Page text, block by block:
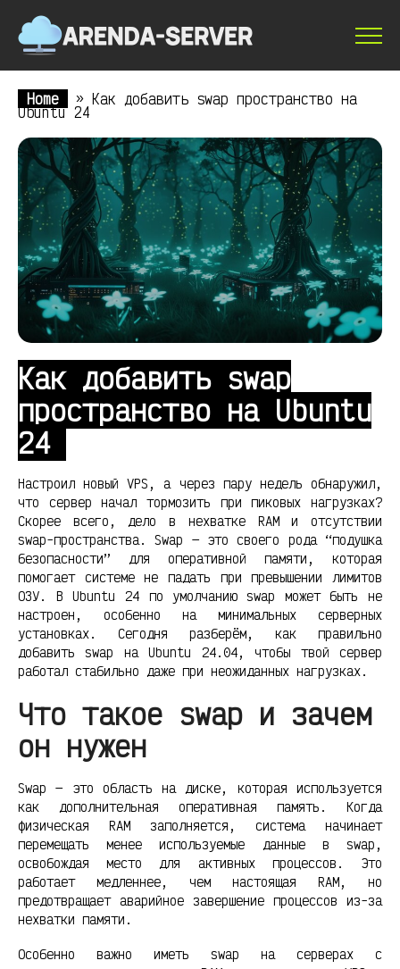
Home » Как добавить swap пространство на
Ubuntu 24
Как добавить swap
пространство на Ubuntu
24
Настроил новый VPS, а через пару недель обнаружил,
что сервер начал тормозить при пиковых нагрузках?
Скорее всего, дело в нехватке RAM и отсутствии
swap-пространства. Swap — это своего рода “подушка
безопасности” для оперативной памяти, которая
помогает системе не падать при превышении лимитов
ОЗУ. В Ubuntu 24 по умолчанию swap может быть не
настроен, особенно на минимальных серверных
установках. Сегодня разберём, как правильно
добавить swap на Ubuntu 24.04, чтобы твой сервер
работал стабильно даже при неожиданных нагрузках.
Что такое swap и зачем
он нужен
Swap — это область на диске, которая используется
как дополнительная оперативная память. Когда
физическая RAM заполняется, система начинает
перемещать менее используемые данные в swap,
освобождая место для активных процессов. Это
работает медленнее, чем настоящая RAM, но
предотвращает аварийное завершение процессов из-за
нехватки памяти.
Особенно важно иметь swap на серверах с